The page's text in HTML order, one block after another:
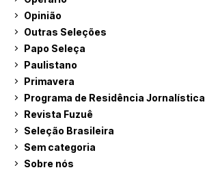
Opinião
Outras Seleções
Papo Seleça
Paulistano
Primavera
Programa de Residência Jornalística
Revista Fuzuê
Seleção Brasileira
Sem categoria
Sobre nós